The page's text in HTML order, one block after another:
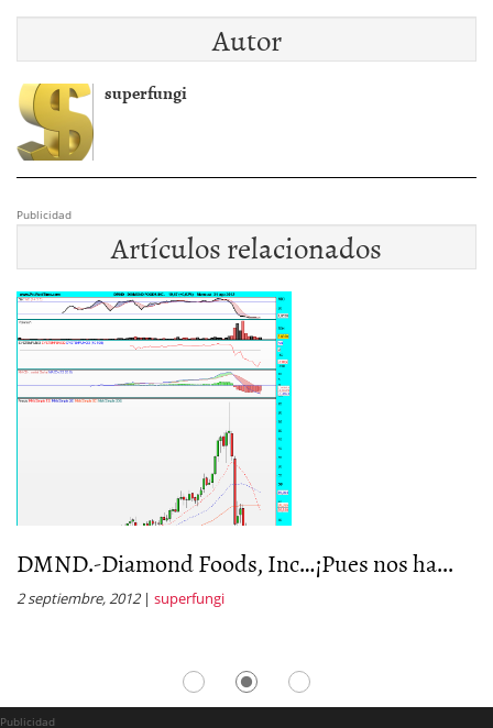
Autor
superfungi
Publicidad
Artículos relacionados
DMND.-Diamond Foods, Inc…¡Pues nos ha...
2 septiembre, 2012| superfungi
Publicidad